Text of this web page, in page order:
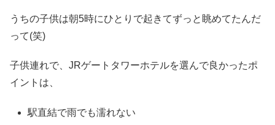
うちの子供は朝5時にひとりで起きてずっと眺めてたんだ
って(笑)
子供連れで、JRゲートタワーホテルを選んで良かったポ
イントは、
駅直結で雨でも濡れない